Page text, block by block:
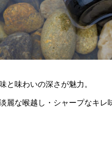
と味わいの深さが魅力。
麗な喉越し・シャープなキ